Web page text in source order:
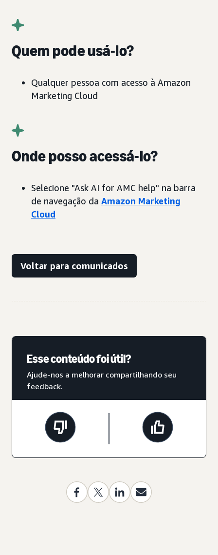
Quem pode usá-lo?
Qualquer pessoa com acesso à Amazon
Marketing Cloud
Onde posso acessá-lo?
Selecione "Ask AI for AMC help" na barra
de navegação da Amazon Marketing
Cloud
Voltar para comunicados
Esse conteúdo foi útil?
Ajude-nos a melhorar compartilhando seu
feedback.